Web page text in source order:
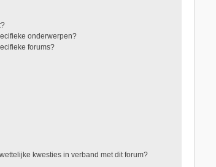
onderwerpen?
forums?
kwesties in verband met dit forum?